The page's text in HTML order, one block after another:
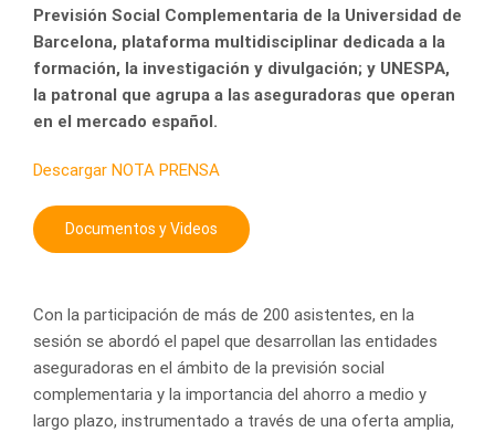
Previsión Social Complementaria de la Universidad de
Barcelona, plataforma multidisciplinar dedicada a la
formación, la investigación y divulgación; y UNESPA,
la patronal que agrupa a las aseguradoras que operan
en el mercado español.
Descargar NOTA PRENSA
Documentos y Videos
Con la participación de más de 200 asistentes, en la
sesión se abordó el papel que desarrollan las entidades
aseguradoras en el ámbito de la previsión social
complementaria y la importancia del ahorro a medio y
largo plazo, instrumentado a través de una oferta amplia,